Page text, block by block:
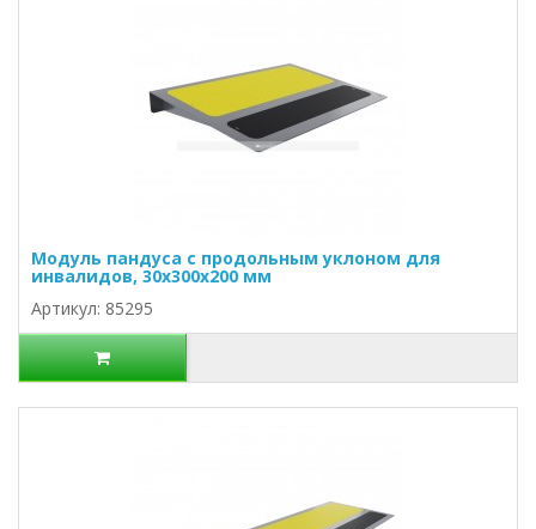
Модуль пандуса с продольным уклоном для
инвалидов, 30х300х200 мм
Артикул: 85295